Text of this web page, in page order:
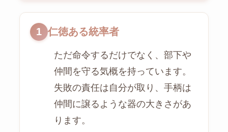
1 仁徳ある統率者
ただ命令するだけでなく、部下や
仲間を守る気概を持っています。
失敗の責任は自分が取り、手柄は
仲間に譲るような器の大きさがあ
ります。